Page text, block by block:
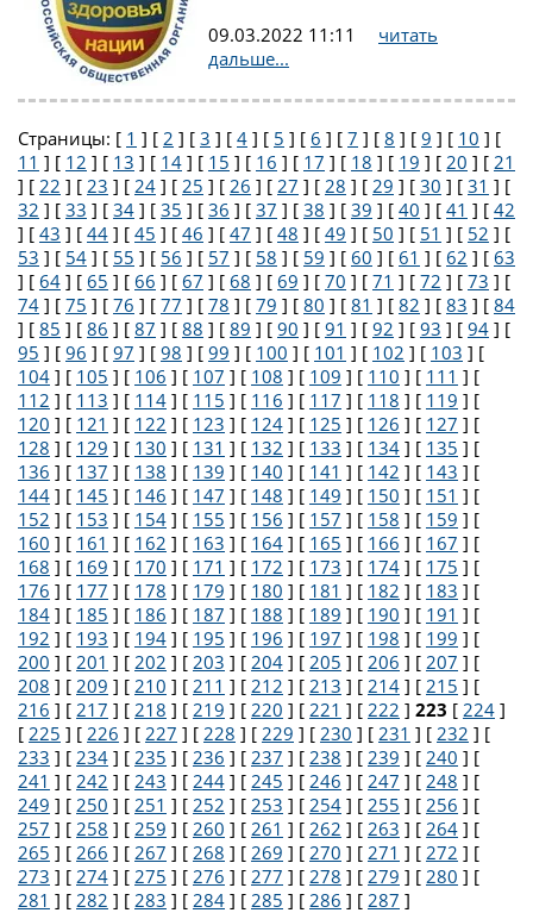
09.03.2022 11:11
читать
дальше...
Страницы: [ 1 ] [ 2 ] [ 3 ] [ 4 ] [ 5 ] [ 6 ] [ 7 ] [ 8 ] [ 9 ] [ 10 ] [
11 ] [ 12 ] [ 13 ] [ 14 ] [ 15 ] [ 16 ] [ 17 ] [ 18 ] [ 19 ] [ 20 ] [ 21
] [ 22 ] [ 23 ] [ 24 ] [ 25 ] [ 26 ] [ 27 ] [ 28 ] [ 29 ] [ 30 ] [ 31 ] [
32 ] [ 33 ] [ 34 ] [ 35 ] [ 36 ] [ 37 ] [ 38 ] [ 39 ] [ 40 ] [ 41 ] [ 42
] [ 43 ] [ 44 ] [ 45 ] [ 46 ] [ 47 ] [ 48 ] [ 49 ] [ 50 ] [ 51 ] [ 52 ] [
53 ] [ 54 ] [ 55 ] [ 56 ] [ 57 ] [ 58 ] [ 59 ] [ 60 ] [ 61 ] [ 62 ] [ 63
] [ 64 ] [ 65 ] [ 66 ] [ 67 ] [ 68 ] [ 69 ] [ 70 ] [ 71 ] [ 72 ] [ 73 ] [
74 ] [ 75 ] [ 76 ] [ 77 ] [ 78 ] [ 79 ] [ 80 ] [ 81 ] [ 82 ] [ 83 ] [ 84
] [ 85 ] [ 86 ] [ 87 ] [ 88 ] [ 89 ] [ 90 ] [ 91 ] [ 92 ] [ 93 ] [ 94 ] [
95 ] [ 96 ] [ 97 ] [ 98 ] [ 99 ] [ 100 ] [ 101 ] [ 102 ] [ 103 ] [
104 ] [ 105 ] [ 106 ] [ 107 ] [ 108 ] [ 109 ] [ 110 ] [ 111 ] [
112 ] [ 113 ] [ 114 ] [ 115 ] [ 116 ] [ 117 ] [ 118 ] [ 119 ] [
120 ] [ 121 ] [ 122 ] [ 123 ] [ 124 ] [ 125 ] [ 126 ] [ 127 ] [
128 ] [ 129 ] [ 130 ] [ 131 ] [ 132 ] [ 133 ] [ 134 ] [ 135 ] [
136 ] [ 137 ] [ 138 ] [ 139 ] [ 140 ] [ 141 ] [ 142 ] [ 143 ] [
144 ] [ 145 ] [ 146 ] [ 147 ] [ 148 ] [ 149 ] [ 150 ] [ 151 ] [
152 ] [ 153 ] [ 154 ] [ 155 ] [ 156 ] [ 157 ] [ 158 ] [ 159 ] [
160 ] [ 161 ] [ 162 ] [ 163 ] [ 164 ] [ 165 ] [ 166 ] [ 167 ] [
168 ] [ 169 ] [ 170 ] [ 171 ] [ 172 ] [ 173 ] [ 174 ] [ 175 ] [
176 ] [ 177 ] [ 178 ] [ 179 ] [ 180 ] [ 181 ] [ 182 ] [ 183 ] [
184 ] [ 185 ] [ 186 ] [ 187 ] [ 188 ] [ 189 ] [ 190 ] [ 191 ] [
192 ] [ 193 ] [ 194 ] [ 195 ] [ 196 ] [ 197 ] [ 198 ] [ 199 ] [
200 ] [ 201 ] [ 202 ] [ 203 ] [ 204 ] [ 205 ] [ 206 ] [ 207 ] [
208 ] [ 209 ] [ 210 ] [ 211 ] [ 212 ] [ 213 ] [ 214 ] [ 215 ] [
216 ] [ 217 ] [ 218 ] [ 219 ] [ 220 ] [ 221 ] [ 222 ] 223 [ 224 ]
[ 225 ] [ 226 ] [ 227 ] [ 228 ] [ 229 ] [ 230 ] [ 231 ] [ 232 ] [
233 ] [ 234 ] [ 235 ] [ 236 ] [ 237 ] [ 238 ] [ 239 ] [ 240 ] [
241 ] [ 242 ] [ 243 ] [ 244 ] [ 245 ] [ 246 ] [ 247 ] [ 248 ] [
249 ] [ 250 ] [ 251 ] [ 252 ] [ 253 ] [ 254 ] [ 255 ] [ 256 ] [
257 ] [ 258 ] [ 259 ] [ 260 ] [ 261 ] [ 262 ] [ 263 ] [ 264 ] [
265 ] [ 266 ] [ 267 ] [ 268 ] [ 269 ] [ 270 ] [ 271 ] [ 272 ] [
273 ] [ 274 ] [ 275 ] [ 276 ] [ 277 ] [ 278 ] [ 279 ] [ 280 ] [
281 ] [ 282 ] [ 283 ] [ 284 ] [ 285 ] [ 286 ] [ 287 ]